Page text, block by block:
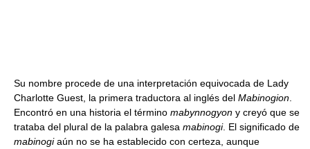
Su nombre procede de una interpretación equivocada de Lady
Charlotte Guest, la primera traductora al inglés del Mabinogion
Encontró en una historia el término mabynnogyon y creyó que se
trataba del plural de la palabra galesa mabinogi. El significado de
mabinogiaún no se ha establecido con certeza, aunque